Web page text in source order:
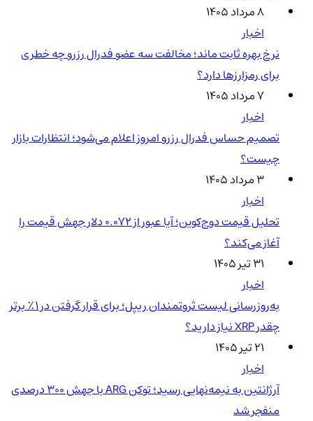
۸ مرداد ۱۴۰۵
اخبار
نرخ بهره ثابت ماند؛ مخالفت سه عضو فدرال رزرو چه خطری
برای رمزارزها دارد؟
۷ مرداد ۱۴۰۵
اخبار
تصمیم حساس فدرال رزرو امروز اعلام می‌شود؛ انتظارات بازار
چیست؟
۳ مرداد ۱۴۰۵
اخبار
تحلیل قیمت دوج‌کوین؛ آیا عبور از ۰.۰۷۲ دلار جهش قیمت را
آغاز می‌کند؟
۳۱ تیر ۱۴۰۵
اخبار
به‌روزرسانی لیست ثروتمندان ریپل؛ برای قرار گرفتن در ۱٪ برتر
چقدر XRP نیاز دارید؟
۲۱ تیر ۱۴۰۵
اخبار
آرژانتین به نیمه‌نهایی رسید؛ توکن ARG با جهش ۳۰۰ درصدی
منفجر شد